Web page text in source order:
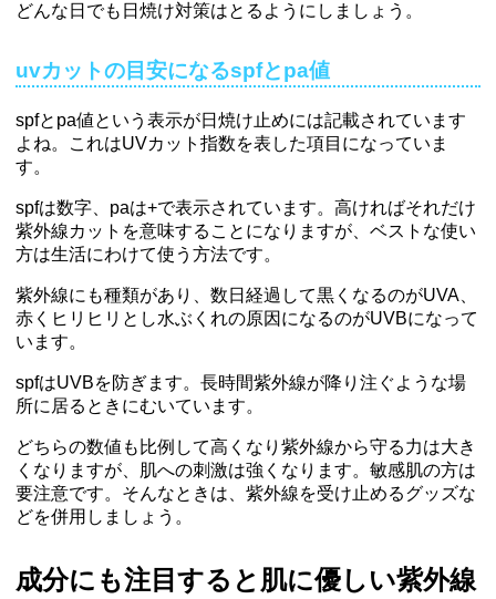
どんな日でも日焼け対策はとるようにしましょう。
uvカットの目安になるspfとpa値
spfとpa値という表示が日焼け止めには記載されています
よね。これはUVカット指数を表した項目になっていま
す。
spfは数字、paは+で表示されています。高ければそれだけ
紫外線カットを意味することになりますが、ベストな使い
方は生活にわけて使う方法です。
紫外線にも種類があり、数日経過して黒くなるのがUVA、
赤くヒリヒリとし水ぶくれの原因になるのがUVBになって
います。
spfはUVBを防ぎます。長時間紫外線が降り注ぐような場
所に居るときにむいています。
どちらの数値も比例して高くなり紫外線から守る力は大き
くなりますが、肌への刺激は強くなります。敏感肌の方は
要注意です。そんなときは、紫外線を受け止めるグッズな
どを併用しましょう。
成分にも注目すると肌に優しい紫外線